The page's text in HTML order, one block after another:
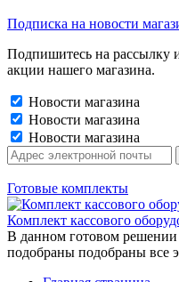
Подписка на новости
Подпишитесь на рассылку
акции нашего магазина.
Новости магазина
Новости магазина
Новости магазина
Готовые комплекты
Комплект кассового
В данном готовом
подобраны подобраны все